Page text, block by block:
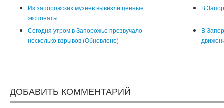
Из запорожских музеев вывезли ценные
экспонаты
В
Сегодня утром в Запорожье прозвучало
несколько взрывов (Обновлено)
В
ДОБАВИТЬ КОММЕНТАРИЙ